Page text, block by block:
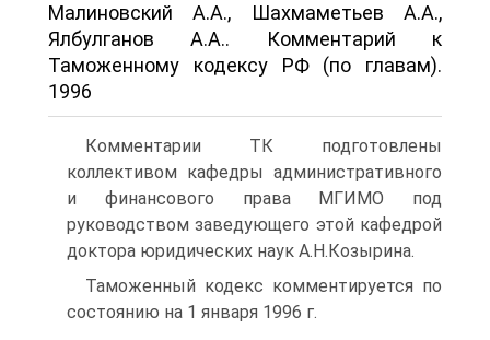
Малиновский А.А., Шахмаметьев А.А.,
Ялбулганов А.А.. Комментарий к
Таможенному кодексу РФ (по главам).
1996
Комментарии ТК подготовлены
коллективом кафедры административного
и финансового права МГИМО под
руководством заведующего этой кафедрой
доктора юридических наук А.Н.Козырина.
Таможенный кодекс комментируется по
состоянию на 1 января 1996 г.